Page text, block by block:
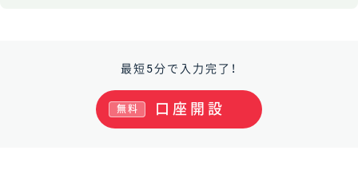
最短5分で入力完了！
口座開設
無料